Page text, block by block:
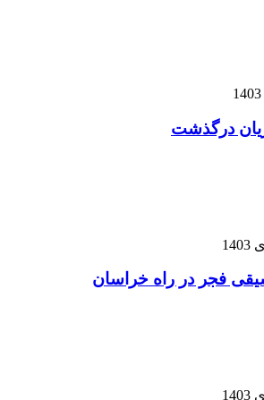
درگذشت
فجر در راه خراسان